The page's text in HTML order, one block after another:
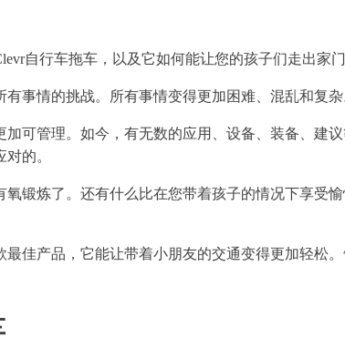
自行车拖车，以及它如何能让您的孩子们走出家门
事情的挑战。所有事情变得更加困难、混乱和复
可管理。如今，有无数的应用、设备、装备、
的。
锻炼了。还有什么比在您带着孩子的情况下享受
佳产品，它能让带着小朋友的交通变得更加轻松